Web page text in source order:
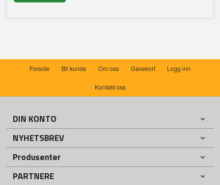
Forside Bli kunde Om oss Gavekort Logg inn
Kontakt oss
DIN KONTO
NYHETSBREV
Produsenter
PARTNERE